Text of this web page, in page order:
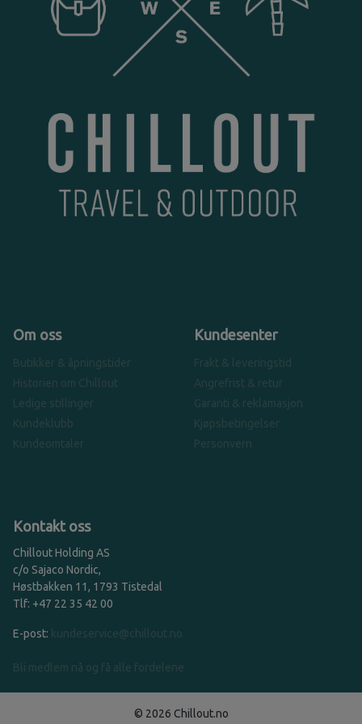
Om oss
Butikker & åpningstider
Historien om Chillout
Ledige stillinger
Kundeklubb
Kundeomtaler
Kundesenter
Frakt & leveringstid
Angrefrist & retur
Garanti & reklamasjon
Kjøpsbetingelser
Personvern
Kontakt oss
Chillout Holding AS
c/o Sajaco Nordic,
Høstbakken 11, 1793 Tistedal
Tlf: +47 22 35 42 00
E-post: kundeservice@chillout.no
Bli medlem nå og få alle fordelene
© 2026 Chillout.no